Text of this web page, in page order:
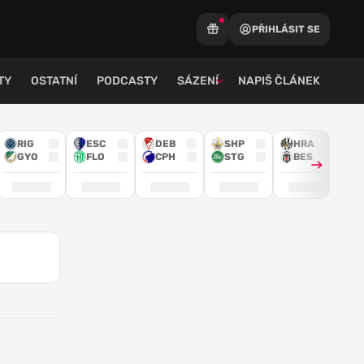
PŘIHLÁSIT SE
OSTATNÍ PODCASTY SÁZENÍ NAPIŠ ČLÁNEK
RIG
GYO
ESC
FLO
DEB
CPH
SHP
STG
HRA
BES